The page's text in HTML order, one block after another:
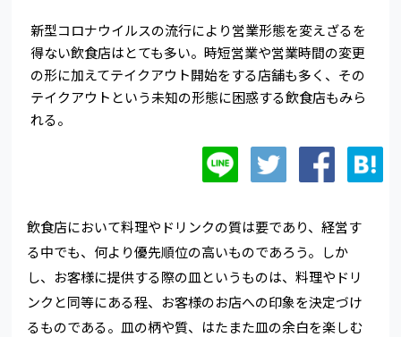
新型コロナウイルスの流行により営業形態を変えざるを
得ない飲食店はとても多い。時短営業や営業時間の変更
の形に加えてテイクアウト開始をする店舗も多く、その
テイクアウトという未知の形態に困惑する飲食店もみら
れる。
飲食店において料理やドリンクの質は要であり、経営す
る中でも、何より優先順位の高いものであろう。しか
し、お客様に提供する際の皿というものは、料理やドリ
ンクと同等にある程、お客様のお店への印象を決定づけ
るものである。皿の柄や質、はたまた皿の余白を楽しむ